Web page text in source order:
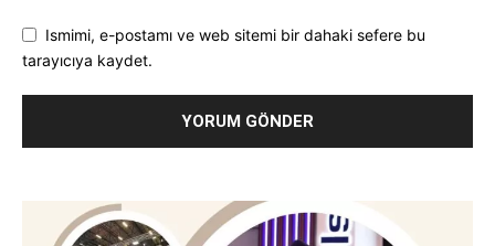
Ismimi, e-postamı ve web sitemi bir dahaki sefere bu
tarayıcıya kaydet.